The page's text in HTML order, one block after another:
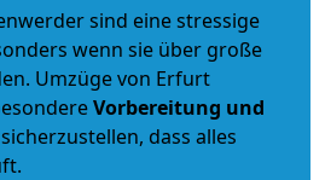
sind eine stressige
wenn sie über große
Umzüge von Erfurt
Vorbereitung und
dass alles